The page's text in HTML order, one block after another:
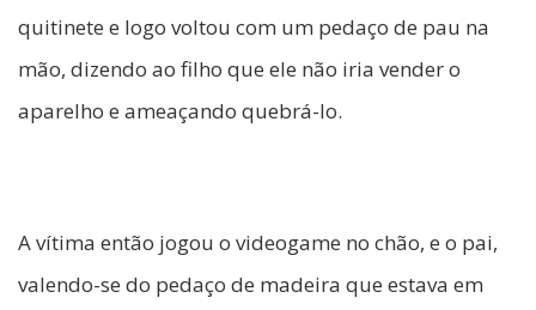
quitinete e logo voltou com um pedaço de pau na
mão, dizendo ao filho que ele não iria vender o
aparelho e ameaçando quebrá-lo.
A vítima então jogou o videogame no chão, e o pai,
valendo-se do pedaço de madeira que estava em